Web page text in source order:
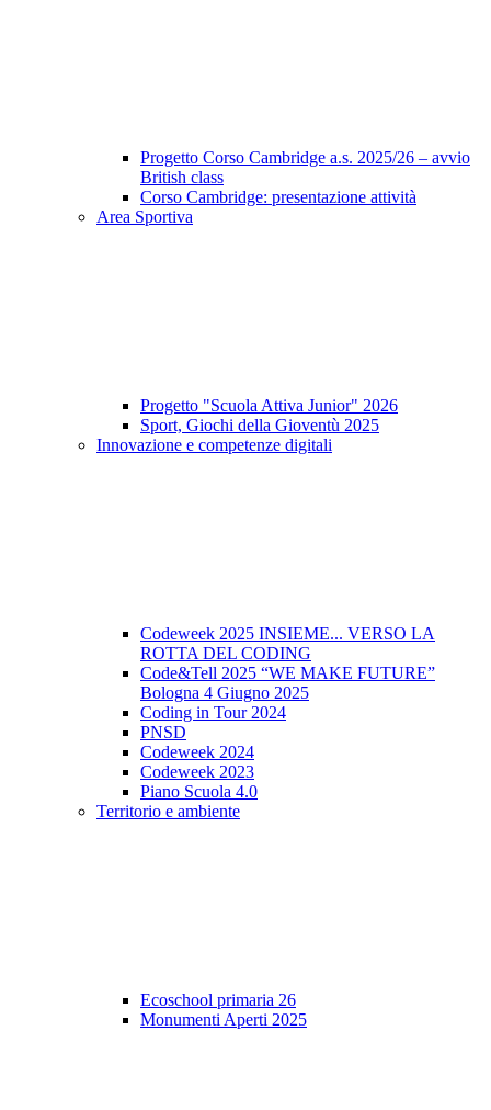
Progetto Corso Cambridge a.s. 2025/26 – avvio
British class
Corso Cambridge: presentazione attività
Area Sportiva
Progetto "Scuola Attiva Junior" 2026
Sport, Giochi della Gioventù 2025
Innovazione e competenze digitali
Codeweek 2025 INSIEME... VERSO LA
ROTTA DEL CODING
Code&Tell 2025 “WE MAKE FUTURE”
Bologna 4 Giugno 2025
Coding in Tour 2024
PNSD
Codeweek 2024
Codeweek 2023
Piano Scuola 4.0
Territorio e ambiente
Ecoschool primaria 26
Monumenti Aperti 2025